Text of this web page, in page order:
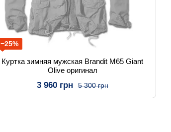
−25%
Куртка зимняя мужская Brandit M65 Giant
Olive оригинал
5 300 грн
3 960 грн